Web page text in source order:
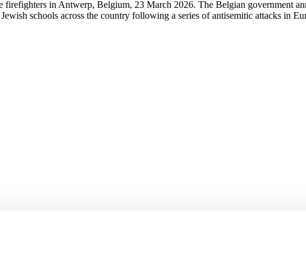
firefighters in Antwerp, Belgium, 23 March 2026. The Belgian government
schools across the country following a series of antisemitic attacks in